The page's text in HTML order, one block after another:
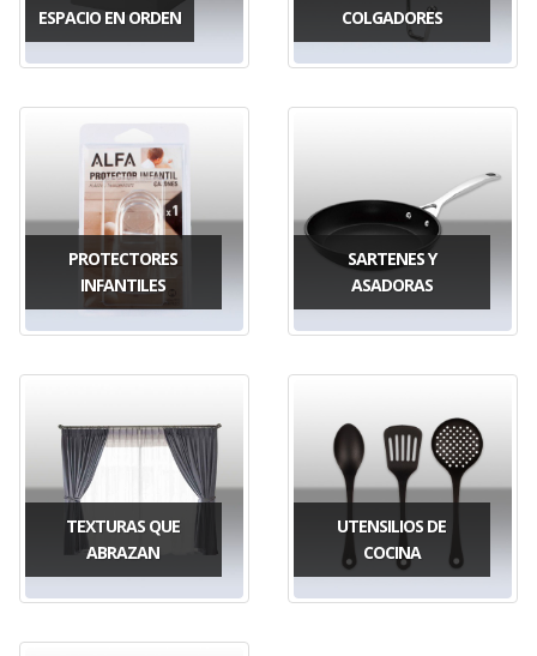
ESPACIO EN ORDEN
COLGADORES
PROTECTORES
INFANTILES
SARTENES Y
ASADORAS
TEXTURAS QUE
ABRAZAN
UTENSILIOS DE
COCINA